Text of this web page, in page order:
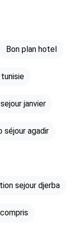
Bon plan hotel
janvier
séjour agadir
sejour djerba